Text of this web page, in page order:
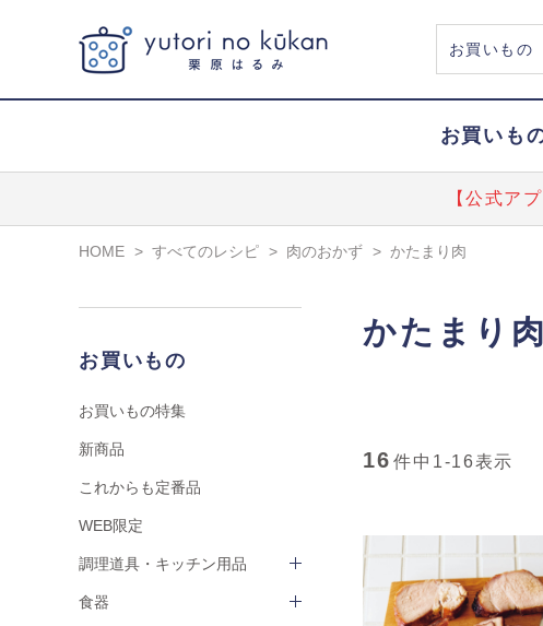
お買いも
【公式ア
HOME > すべてのレシピ > 肉のおかず > かたまり肉
お買いもの
お買いもの特集
新商品
これからも定番品
WEB限定
調理道具・キッチン用品
食器
かたまり
16 件中 1-16表示